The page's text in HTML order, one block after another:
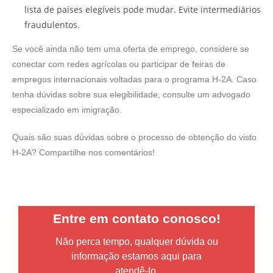
lista de países elegíveis pode mudar. Evite intermediários
fraudulentos.
Se você ainda não tem uma oferta de emprego, considere se
conectar com redes agrícolas ou participar de feiras de
empregos internacionais voltadas para o programa H-2A. Caso
tenha dúvidas sobre sua elegibilidade, consulte um advogado
especializado em imigração.
Quais são suas dúvidas sobre o processo de obtenção do visto
H-2A? Compartilhe nos comentários!
Entre em contato conosco!
Não perca tempo, qualquer dúvida ou
informação estamos aqui para
atendê-lo.